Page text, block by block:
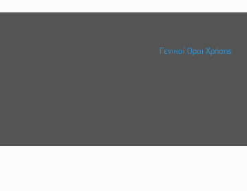
Γενικοί Οροι Χρήσης